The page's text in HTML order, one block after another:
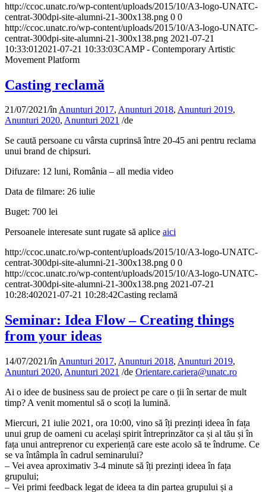
http://ccoc.unatc.ro/wp-content/uploads/2015/10/A3-logo-UNATC-
centrat-300dpi-site-alumni-21-300x138.png 0 0
http://ccoc.unatc.ro/wp-content/uploads/2015/10/A3-logo-UNATC-
centrat-300dpi-site-alumni-21-300x138.png 2021-07-21
10:33:01 2021-07-21 10:33:03CAMP - Contemporary Artistic
Movement Platform
Casting reclamă
21/07/2021/înAnunturi 2017, Anunturi 2018, Anunturi 2019,
Anunturi 2020, Anunturi 2021 /de
Se caută persoane cu vârsta cuprinsă între 20-45 ani pentru reclama
unui brand de chipsuri.
Difuzare: 12 luni, România – all media video
Data de filmare: 26 iulie
Buget: 700 lei
Persoanele interesate sunt rugate să aplice aici
http://ccoc.unatc.ro/wp-content/uploads/2015/10/A3-logo-UNATC-
centrat-300dpi-site-alumni-21-300x138.png 0 0
http://ccoc.unatc.ro/wp-content/uploads/2015/10/A3-logo-UNATC-
centrat-300dpi-site-alumni-21-300x138.png 2021-07-21
10:28:402021-07-21 10:28:42Casting reclamă
Seminar: Idea Flow – Creating things
from your ideas
14/07/2021/în Anunturi 2017, Anunturi 2018, Anunturi 2019,
Anunturi 2020, Anunturi 2021 /de Orientare.cariera@unatc.ro
Ai o idee de business sau de proiect pe care o ții în sertar de mult
timp? A venit momentul să o scoți la lumină.
Miercuri, 21 iulie 2021, ora 10:00, vino să îți prezinți ideea în fața
unui grup de oameni cu același spirit întreprinzător ca și al tău și în
fața unui antreprenor cu experiență care este acolo să te îndrume. Ce
se va întâmpla în cadrul seminarului?
– Vei avea aproximativ 3-4 minute să îți prezinți ideea în fața
grupului;
– Vei primi feedback legat de ideea ta din partea grupului și a